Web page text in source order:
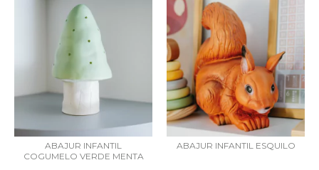
ABAJUR INFANTIL
COGUMELO VERDE MENTA
ABAJUR INFANTIL ESQUILO